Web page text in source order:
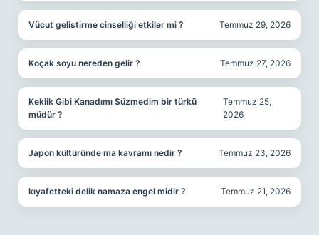
Vücut gelistirme cinselliği etkiler mi ? Temmuz 29, 2026
Koçak soyu nereden gelir ? Temmuz 27, 2026
Keklik Gibi Kanadımı Süzmedim bir türkü
müdür ?
Temmuz 25,
2026
Japon kültüründe ma kavramı nedir ? Temmuz 23, 2026
kıyafetteki delik namaza engel midir ? Temmuz 21, 2026